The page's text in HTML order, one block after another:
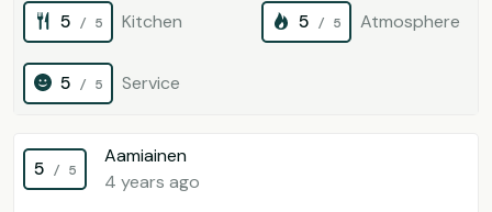
5 / 5 Kitchen 5 / 5 Atmosphere
5 / 5 Service
5 / 5
Aamiainen
4 years ago